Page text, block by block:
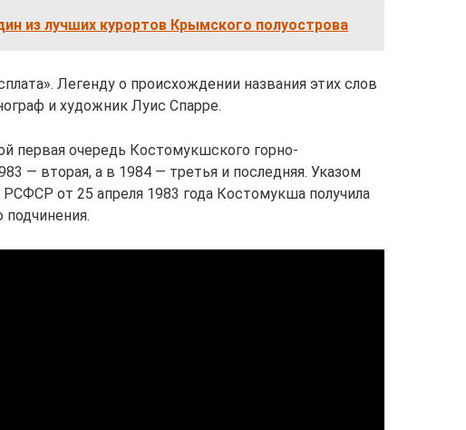
из лучших курортов Крымского полуострова
Легенду о происхождении названия этих слов
и художник Луис Спарре.
первая очередь Костомукшского горно-
— вторая, а в 1984 — третья и последняя. Указом
от 25 апреля 1983 года Костомукша получила
подчинения.